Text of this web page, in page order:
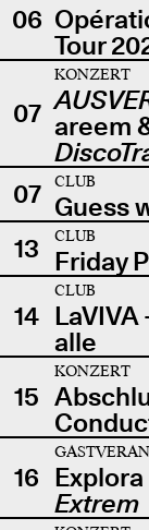
06
Tour
07
KONZERT
areem
07
CLUB
Guess
13
CLUB
Friday
14
CLUB
alle
15
KONZERT
16
Extrem